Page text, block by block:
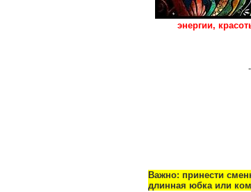
энергии,
Важно: принести
длинная юбка или